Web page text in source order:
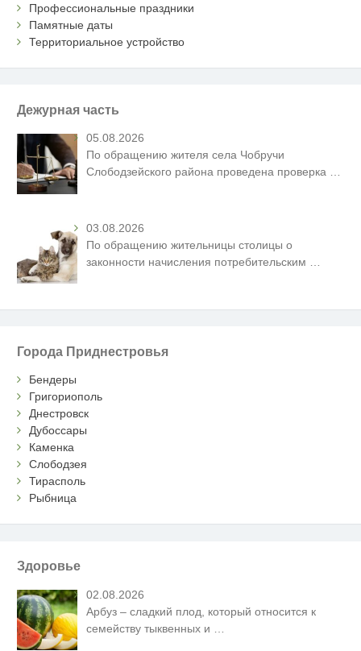
Профессиональные праздники
Памятные даты
Территориальное устройство
Дежурная часть
05.08.2026
По обращению жителя села Чобручи
Слободзейского района проведена проверка …
03.08.2026
По обращению жительницы столицы о
законности начисления потребительским
Города Приднестровья
Бендеры
Григориополь
Днестровск
Дубоссары
Каменка
Слободзея
Тирасполь
Рыбница
Здоровье
02.08.2026
Арбуз – сладкий плод, который относится к
семейству тыквенных и